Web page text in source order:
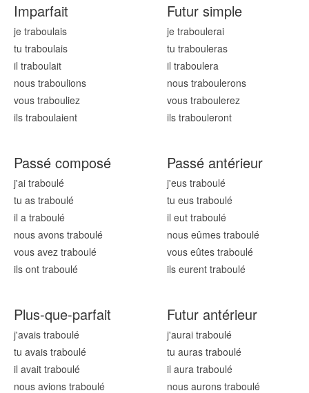
Imparfait
je traboulais
tu traboulais
il traboulait
nous traboulions
vous trabouliez
ils traboulaient
Futur simple
je traboulerai
tu trabouleras
il traboulera
nous traboulerons
vous traboulerez
ils trabouleront
Passé composé
j'ai traboulé
tu as traboulé
il a traboulé
nous avons traboulé
vous avez traboulé
ils ont traboulé
Passé antérieur
j'eus traboulé
tu eus traboulé
il eut traboulé
nous eûmes traboulé
vous eûtes traboulé
ils eurent traboulé
Plus-que-parfait
j'avais traboulé
tu avais traboulé
il avait traboulé
nous avions traboulé
Futur antérieur
j'aurai traboulé
tu auras traboulé
il aura traboulé
nous aurons traboulé